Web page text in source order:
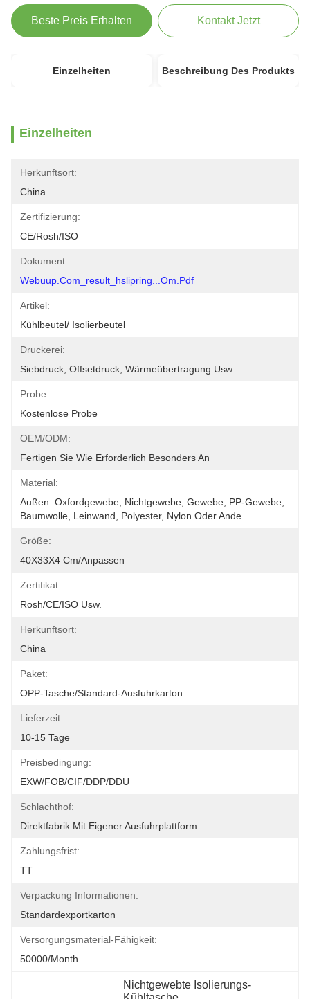
Beste Preis Erhalten Kontakt Jetzt
Einzelheiten Beschreibung Des Produkts
Einzelheiten
Herkunftsort:
China
Zertifizierung:
CE/Rosh/ISO
Dokument:
Webuup.com_result_hslipring...om.pdf
Artikel:
Kühlbeutel/ Isolierbeutel
Druckerei:
Siebdruck, Offsetdruck, Wärmeübertragung Usw.
Probe:
Kostenlose Probe
OEM/ODM:
Fertigen Sie Wie Erforderlich Besonders An
Material:
Außen: Oxfordgewebe, Nichtgewebe, Gewebe, PP-Gewebe,
Baumwolle, Leinwand, Polyester, Nylon Oder Ande
Größe:
40X33X4 Cm/anpassen
Zertifikat:
Rosh/CE/ISO Usw.
Herkunftsort:
China
Paket:
OPP-Tasche/Standard-Ausfuhrkarton
Lieferzeit:
10-15 Tage
Preisbedingung:
EXW/FOB/CIF/DDP/DDU
Schlachthof:
Direktfabrik Mit Eigener Ausfuhrplattform
Zahlungsfrist:
TT
Verpackung Informationen:
Standardexportkarton
Versorgungsmaterial-Fähigkeit:
50000/Month
Nichtgewebte Isolierungs-